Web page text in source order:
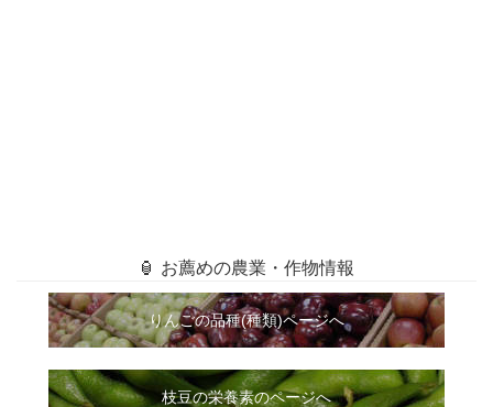
🏮 お薦めの農業・作物情報
りんごの品種(種類)ページへ
枝豆の栄養素のページへ